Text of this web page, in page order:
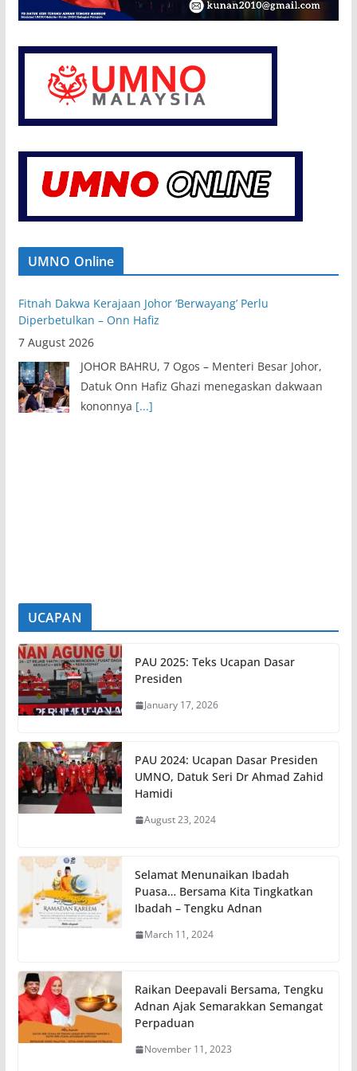
UMNO Online
Fitnah Dakwa Kerajaan Johor ‘Berwayang’ Perlu
Diperbetulkan – Onn Hafiz
7 August 2026
JOHOR BAHRU, 7 Ogos – Menteri Besar Johor,
Datuk Onn Hafiz Ghazi menegaskan dakwaan
kononnya [...]
UCAPAN
PAU 2025: Teks Ucapan Dasar
Presiden
January 17, 2026
PAU 2024: Ucapan Dasar Presiden
UMNO, Datuk Seri Dr Ahmad Zahid
Hamidi
August 23, 2024
Selamat Menunaikan Ibadah
Puasa… Bersama Kita Tingkatkan
Ibadah – Tengku Adnan
March 11, 2024
Raikan Deepavali Bersama, Tengku
Adnan Ajak Semarakkan Semangat
Perpaduan
November 11, 2023